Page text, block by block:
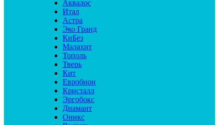
Аквалос
Итал
Астра
Эко Гранд
КиБез
Малахит
Тополь
Тверь
Кит
Евробион
Кристалл
Эргобокс
Диамант
Оникс